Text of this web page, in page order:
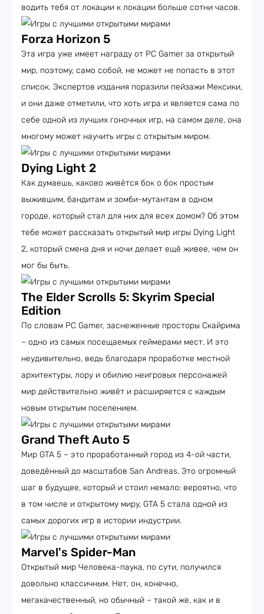
водить тебя от локации к локации больше сотни часов.
Forza Horizon 5
Эта игра уже имеет награду от PC Gamer за открытый
мир, поэтому, само собой, не может не попасть в этот
список. Экспертов издания поразили пейзажи Мексики,
и они даже отметили, что хоть игра и является сама по
себе одной из лучших гоночных игр, на самом деле, она
многому может научить игры с открытым миром.
Dying Light 2
Как думаешь, каково живётся бок о бок простым
выжившим, бандитам и зомби-мутантам в одном
городе, который стал для них для всех домом? Об этом
тебе может рассказать открытый мир игры Dying Light
2, который смена дня и ночи делает ещё живее, чем он
мог бы быть.
The Elder Scrolls 5: Skyrim Special
Edition
По словам PC Gamer, заснеженные просторы Скайрима
– одно из самых посещаемых геймерами мест. И это
неудивительно, ведь благодаря проработке местной
архитектуры, лору и обилию неигровых персонажей
мир действительно живёт и расширяется с каждым
новым открытым поселением.
Grand Theft Auto 5
Мир GTA 5 – это проработанный город из 4-ой части,
доведённый до масштабов San Andreas. Это огромный
шаг в будущее, который и стоил немало: вероятно, что
в том числе и открытому миру, GTA 5 стала одной из
самых дорогих игр в истории индустрии.
Marvel's Spider-Man
Открытый мир Человека-паука, по сути, получился
довольно классичным. Нет, он, конечно,
мегакачественный, но обычный – такой же, как и в